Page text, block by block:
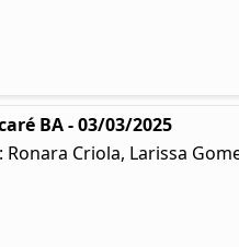
BA - 03/03/2025
Criola, Larissa